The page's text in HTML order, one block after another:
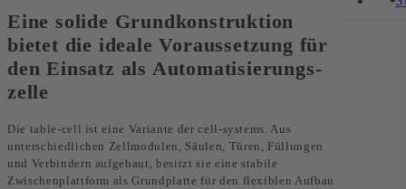
Eine solide Grundkonstruktion
bietet die ideale Voraussetzung für
den Einsatz als Auto­matisierungs­
zelle
Die table-cell ist eine Variante der cell-systems. Aus
unterschiedlichen Zellmodulen, Säulen, Türen, Fül­lungen
und Verbindern aufgebaut, besitzt sie eine stabile
Zwischenplattform als Grundplatte für den flexiblen Aufbau